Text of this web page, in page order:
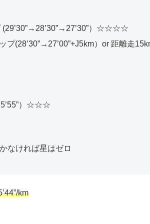
(29’30”→28’30”→27’30”）☆☆☆☆
プ(28’30”→27’00”+J5km）or 距離走
5’55”）☆☆☆
ければ星はゼロ
km